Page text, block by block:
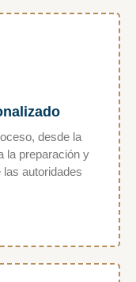
desde la
la preparación y
autoridades